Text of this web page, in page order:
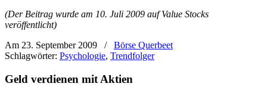
(Der Beitrag wurde am 10. Juli 2009 auf Value Stocks
veröffentlicht)
Am 23. September 2009
/
Börse Querbeet
Schlagwörter: Psychologie, Trendfolger
Geld verdienen mit Aktien